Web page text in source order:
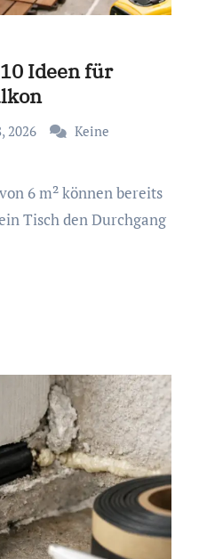
Ideen für
2026
Keine
Tisch den Durchgang